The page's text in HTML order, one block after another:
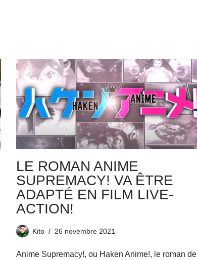
LE ROMAN ANIME
SUPREMACY! VA ÊTRE
ADAPTÉ EN FILM LIVE-
ACTION!
Kito 26 novembre 2021
Anime Supremacy!, ou Haken Anime!, le roman de